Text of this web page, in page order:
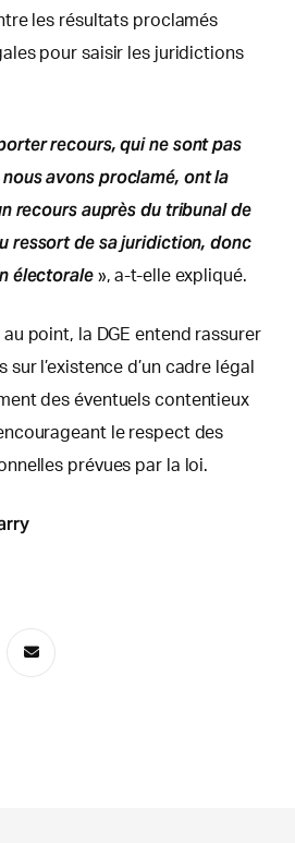
les résultats proclamés
pour saisir les juridictions
recours, qui ne sont pas
avons proclamé, ont la
recours auprès du tribunal de
ressort de sa juridiction, donc
électorale», a-t-elle expliqué.
point, la DGE entend rassurer
l’existence d’un cadre légal
des éventuels contentieux
le respect des
prévues par la loi.